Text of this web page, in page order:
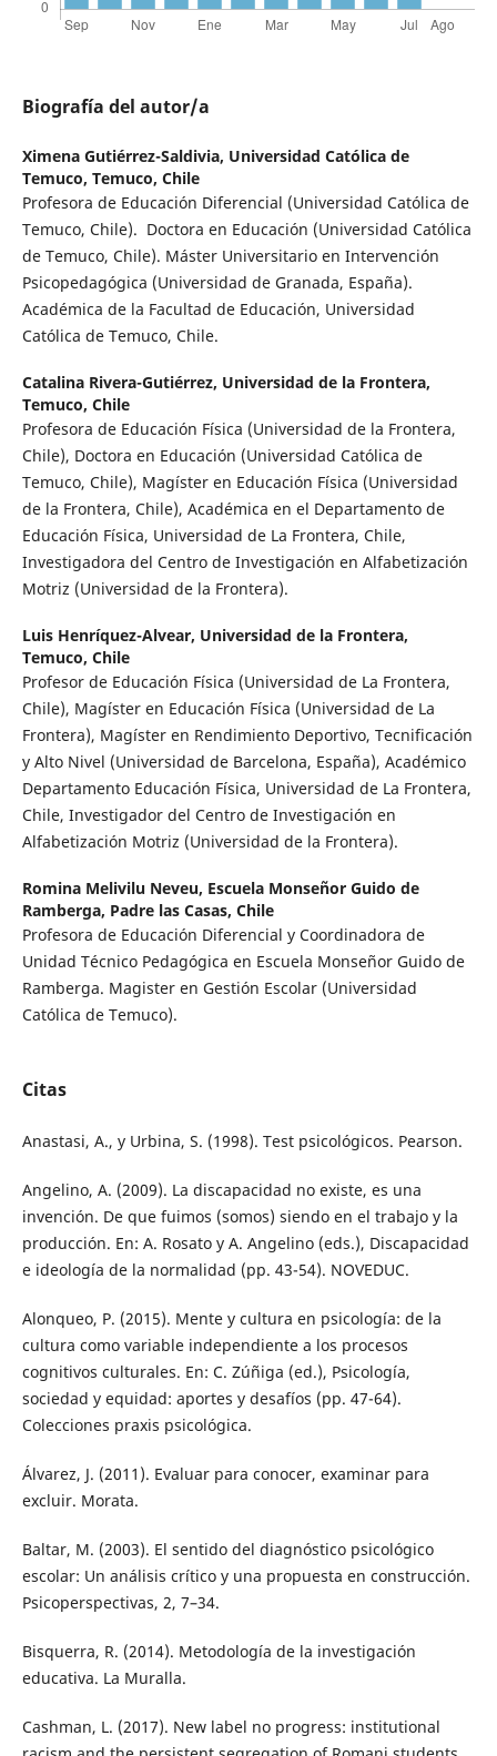
Biografía del autor/a
Ximena Gutiérrez-Saldivia, Universidad Católica de
Temuco, Temuco, Chile
Profesora de Educación Diferencial (Universidad Católica de
Temuco, Chile). Doctora en Educación (Universidad Católica
de Temuco, Chile). Máster Universitario en Intervención
Psicopedagógica (Universidad de Granada, España).
Académica de la Facultad de Educación, Universidad
Católica de Temuco, Chile.
Catalina Rivera-Gutiérrez, Universidad de la Frontera,
Temuco, Chile
Profesora de Educación Física (Universidad de la Frontera,
Chile), Doctora en Educación (Universidad Católica de
Temuco, Chile), Magíster en Educación Física (Universidad
de la Frontera, Chile), Académica en el Departamento de
Educación Física, Universidad de La Frontera, Chile,
Investigadora del Centro de Investigación en Alfabetización
Motriz (Universidad de la Frontera).
Luis Henríquez-Alvear, Universidad de la Frontera,
Temuco, Chile
Profesor de Educación Física (Universidad de La Frontera,
Chile), Magíster en Educación Física (Universidad de La
Frontera), Magíster en Rendimiento Deportivo, Tecnificación
y Alto Nivel (Universidad de Barcelona, España), Académico
Departamento Educación Física, Universidad de La Frontera,
Chile, Investigador del Centro de Investigación en
Alfabetización Motriz (Universidad de la Frontera).
Romina Melivilu Neveu, Escuela Monseñor Guido de
Ramberga, Padre las Casas, Chile
Profesora de Educación Diferencial y Coordinadora de
Unidad Técnico Pedagógica en Escuela Monseñor Guido de
Ramberga. Magister en Gestión Escolar (Universidad
Católica de Temuco).
Citas
Anastasi, A., y Urbina, S. (1998). Test psicológicos. Pearson.
Angelino, A. (2009). La discapacidad no existe, es una
invención. De que fuimos (somos) siendo en el trabajo y la
producción. En: A. Rosato y A. Angelino (eds.), Discapacidad
e ideología de la normalidad (pp. 43-54). NOVEDUC.
Alonqueo, P. (2015). Mente y cultura en psicología: de la
cultura como variable independiente a los procesos
cognitivos culturales. En: C. Zúñiga (ed.), Psicología,
sociedad y equidad: aportes y desafíos (pp. 47-64).
Colecciones praxis psicológica.
Álvarez, J. (2011). Evaluar para conocer, examinar para
excluir. Morata.
Baltar, M. (2003). El sentido del diagnóstico psicológico
escolar: Un análisis crítico y una propuesta en construcción.
Psicoperspectivas, 2, 7–34.
Bisquerra, R. (2014). Metodología de la investigación
educativa. La Muralla.
Cashman, L. (2017). New label no progress: institutional